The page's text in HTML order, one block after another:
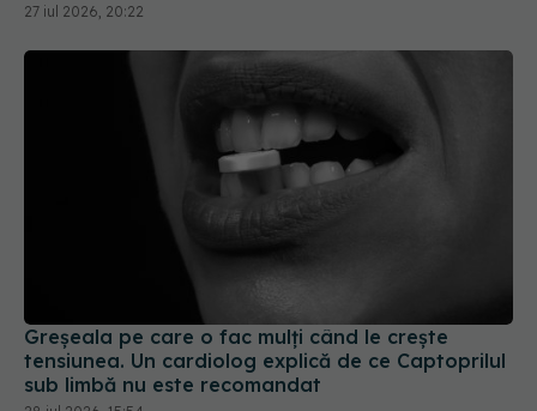
27 iul 2026, 20:22
Greșeala pe care o fac mulți când le crește
tensiunea. Un cardiolog explică de ce Captoprilul
sub limbă nu este recomandat